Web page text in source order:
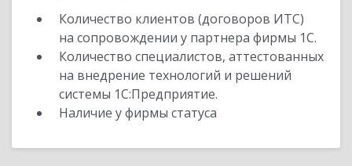
Количество клиентов (договоров ИТС)
на сопровождении у партнера фирмы 1С.
Количество специалистов, аттестованных
на внедрение технологий и решений
системы 1С:Предприятие.
Наличие у фирмы статуса